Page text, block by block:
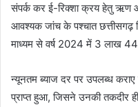
संपर्क कर ई-रिक्शा क्रय हेतु ऋण
आवश्यक जांच के पश्चात छत्तीसगढ़
माध्यम से वर्ष 2024 में 3 लाख
न्यूनतम ब्याज दर पर उपलब्ध
प्राप्त हुआ, जिसने उनकी तकदीर